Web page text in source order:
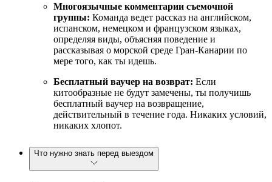
Многоязычные комментарии съемочной
группы: Команда ведет рассказ на английском,
испанском, немецком и французском языках,
определяя виды, объясняя поведение и
рассказывая о морской среде Гран-Канарии по
мере того, как ты идешь.
Бесплатный ваучер на возврат: Если
китообразные не будут замечены, ты получишь
бесплатный ваучер на возвращение,
действительный в течение года. Никаких условий,
никаких хлопот.
Что нужно знать перед выездом